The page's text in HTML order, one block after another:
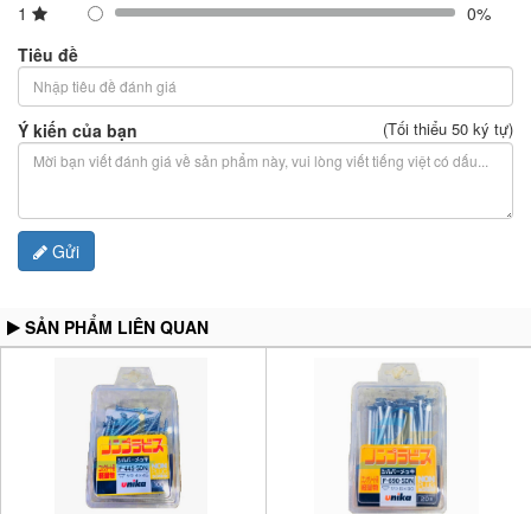
1
0%
Tiêu đề
Ý kiến của bạn (Tối thiểu 50 ký tự)
Gửi
SẢN PHẨM LIÊN QUAN